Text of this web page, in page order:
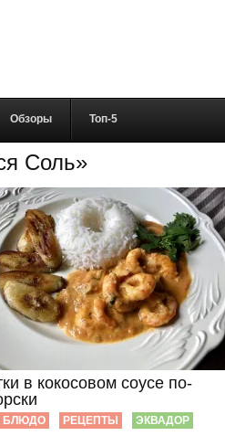
Обзоры Топ-5
Соль»
в кокосовом соусе по-
БЛЮДО РЕЦЕПТЫ ЭКВАДОР